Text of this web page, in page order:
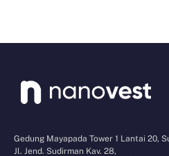
Gedung Mayapada Tower 1 Lantai 20,
Jl. Jend. Sudirman Kav. 28,